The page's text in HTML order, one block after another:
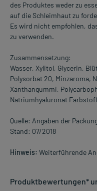
des Produktes weder zu
auf die Schleimhaut zu
Es wird nicht empfohlen,
zu verwenden.
Zusammensetzung:
Wasser, Xylitol, Glycerin,
Polysorbat 20, Minzaroma,
Xanthangummi,
Natriumhyaluronat
Quelle: Angaben der
Stand: 07/2018
Hinweis: Weiterführende
Produktbewertungen*